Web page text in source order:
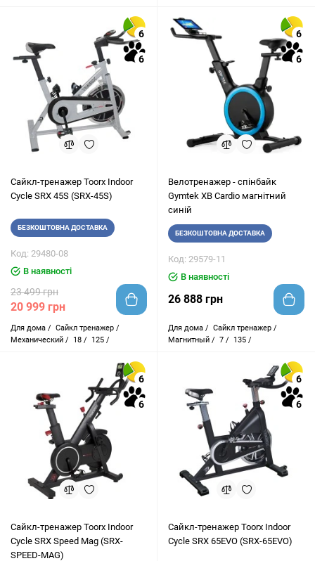
6
6
Сайкл-тренажер Toorx Indoor
Cycle SRX 45S (SRX-45S)
БЕЗКОШТОВНА ДОСТАВКА
Код: 29480-08
В наявності
23 499 грн
20 999 грн
Для дома / Сайкл тренажер /
Механический /
18 / 125 /
6
6
Велотренажер - спінбайк
Gymtek XB Cardio магнітний
синій
БЕЗКОШТОВНА ДОСТАВКА
Код: 29579-11
В наявності
26 888 грн
Для дома / Сайкл тренажер /
Магнитный / 7 / 135 /
6
6
Сайкл-тренажер Toorx Indoor
Cycle SRX Speed Mag (SRX-
SPEED-MAG)
6
6
Сайкл-тренажер Toorx Indoor
Cycle SRX 65EVO (SRX-65EVO)